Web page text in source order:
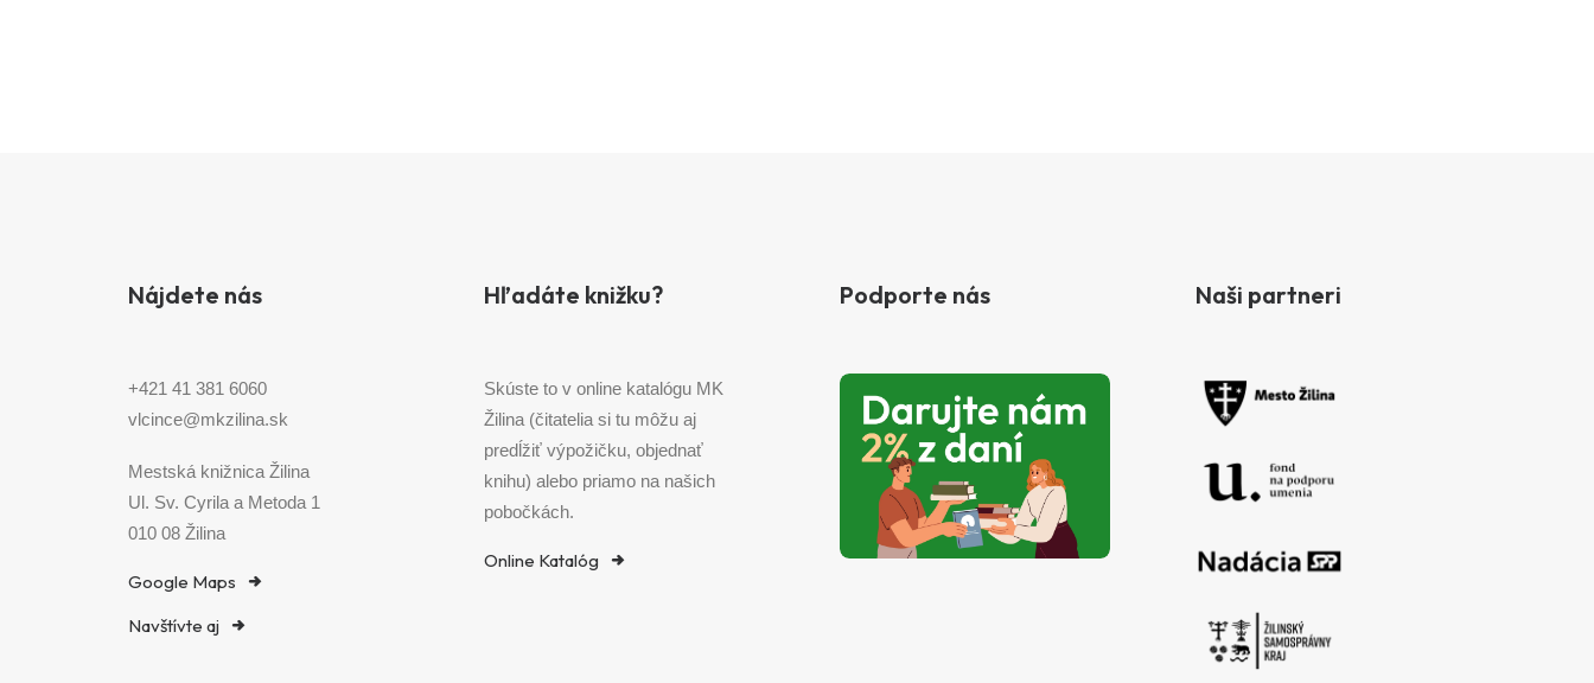
Nájdete nás
+421 41 381 6060
vlcince@mkzilina.sk
Mestská knižnica Žilina
Ul. Sv. Cyrila a Metoda 1
010 08 Žilina
Google Maps
Navštívte aj
Hľadáte knižku?
Skúste to v online katalógu MK
Žilina (čitatelia si tu môžu aj
predĺžiť výpožičku, objednať
knihu) alebo priamo na našich
pobočkách.
Online Katalóg
Podporte nás Naši partneri